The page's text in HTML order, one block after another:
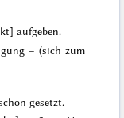
aufgeben.
– (sich zum
gesetzt.